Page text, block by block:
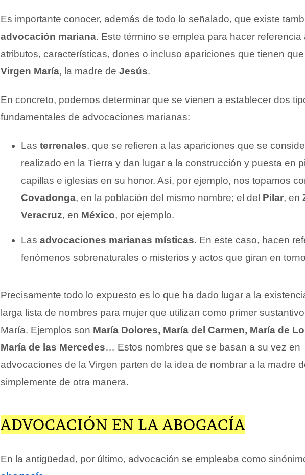
Es importante conocer, además de todo lo señalado, que existe
advocación mariana. Este término se emplea para hacer referencia
atributos, características, dones o incluso apariciones que tienen
Virgen María, la madre de Jesús.
En concreto, podemos determinar que se vienen a establecer dos
fundamentales de advocaciones marianas:
Las terrenales, que se refieren a las apariciones que se
realizado en la Tierra y dan lugar a la construcción y puesta en
capillas e iglesias en su honor. Así, por ejemplo, nos topamos
Covadonga, en la población del mismo nombre; el del Pilar, en
Veracruz, en México, por ejemplo.
Las advocaciones marianas místicas. En este caso, hacen
fenómenos sobrenaturales o misterios y actos que giran en
Precisamente todo lo expuesto es lo que ha dado lugar a la
larga lista de nombres para mujer que utilizan como primer
María. Ejemplos son María Dolores, María del Carmen, María de
María de las Mercedes… Estos nombres que se basan a su vez en
advocaciones de la Virgen parten de la idea de nombrar a la madre
simplemente de otra manera.
ADVOCACIÓN EN LA ABOGACÍA
En la antigüedad, por último, advocación se empleaba como